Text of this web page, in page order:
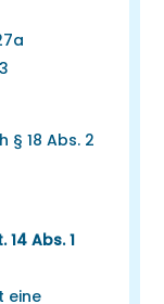
18 Abs. 2
Abs. 1
eine